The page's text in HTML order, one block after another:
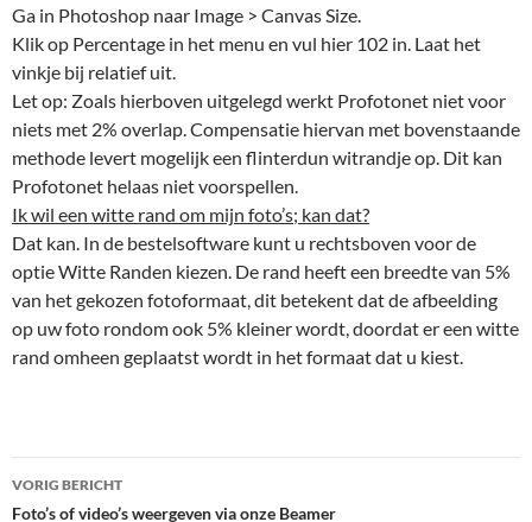
Ga in Photoshop naar Image > Canvas Size.
Klik op Percentage in het menu en vul hier 102 in. Laat het
vinkje bij relatief uit.
Let op: Zoals hierboven uitgelegd werkt Profotonet niet voor
niets met 2% overlap. Compensatie hiervan met bovenstaande
methode levert mogelijk een flinterdun witrandje op. Dit kan
Profotonet helaas niet voorspellen.
Ik wil een witte rand om mijn foto’s; kan dat?
Dat kan. In de bestelsoftware kunt u rechtsboven voor de
optie Witte Randen kiezen. De rand heeft een breedte van 5%
van het gekozen fotoformaat, dit betekent dat de afbeelding
op uw foto rondom ook 5% kleiner wordt, doordat er een witte
rand omheen geplaatst wordt in het formaat dat u kiest.
Bericht
VORIG BERICHT
Foto’s of video’s weergeven via onze Beamer